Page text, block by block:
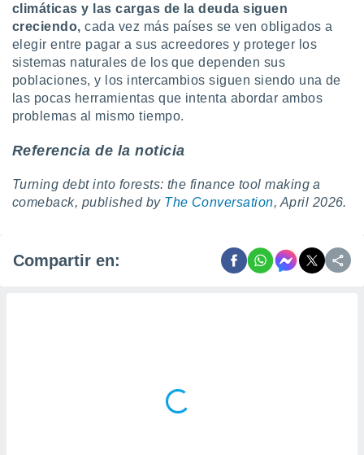
climáticas y las cargas de la deuda siguen
creciendo, cada vez más países se ven obligados a
elegir entre pagar a sus acreedores y proteger los
sistemas naturales de los que dependen sus
poblaciones, y los intercambios siguen siendo una de
las pocas herramientas que intenta abordar ambos
problemas al mismo tiempo.
Referencia de la noticia
Turning debt into forests: the finance tool making a
comeback, published by The Conversation, April 2026.
Compartir en: